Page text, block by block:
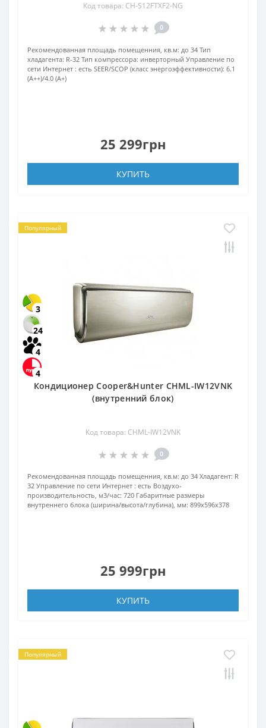
Код товара: CH-S12FTXF2-NG
0
Рекомендованная площадь помещенния, кв.м: до 34 Тип
хладагента: R-32 Тип компрессора: инверторный Управление по
сети Интернет : есть SEER/SCOP (класс энергоэффективности): 6.1
(A++)/4.0 (A+)
25 299грн
КУПИТЬ
Популярный
3
24
4
4
Кондиционер Cooper&Hunter CHML-IW12VNK
(внутренний блок)
Код товара: CHML-IW12VNK
0
Рекомендованная площадь помещенния, кв.м: до 34 Хладагент: R
32 Управление по сети Интернет : есть Воздухо-
производительность, м3/час: 720 Габаритные размеры
внутреннего блока (ширина/высота/глубина), мм: 899x596x378
25 999грн
КУПИТЬ
Популярный